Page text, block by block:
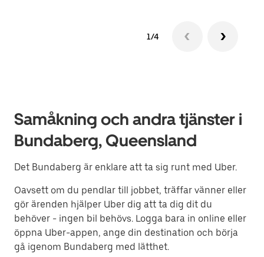
1/4
Samåkning och andra tjänster i
Bundaberg, Queensland
Det Bundaberg är enklare att ta sig runt med Uber.
Oavsett om du pendlar till jobbet, träffar vänner eller
gör ärenden hjälper Uber dig att ta dig dit du
behöver - ingen bil behövs. Logga bara in online eller
öppna Uber-appen, ange din destination och börja
gå igenom Bundaberg med lätthet.